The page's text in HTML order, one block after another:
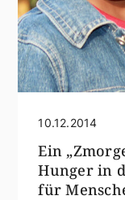
10.12.2014
Ein
Hunger in
für